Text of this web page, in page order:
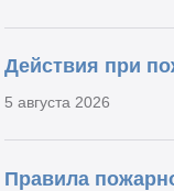
Действия при
5 августа 2026
Правила